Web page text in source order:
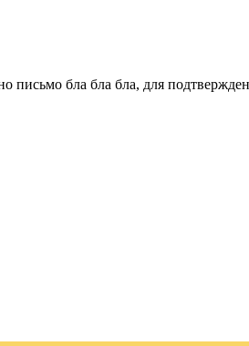
письмо бла бла бла, для